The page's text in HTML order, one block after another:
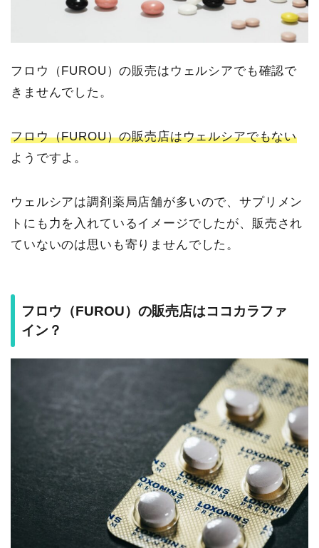
フロウ（FUROU）の販売はウェルシアでも確認で
きませんでした。
フロウ（FUROU）の販売店はウェルシアでもない
ようですよ。
ウェルシアは調剤薬局店舗が多いので、サプリメン
トにも力を入れているイメージでしたが、販売され
ていないのは思いも寄りませんでした。
フロウ（FUROU）の販売店はココカラファ
イン？